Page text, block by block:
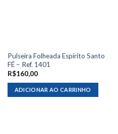
Pulseira Folheada Espírito Santo
FÉ – Ref. 1401
R$160,00
ADICIONAR AO CARRINHO